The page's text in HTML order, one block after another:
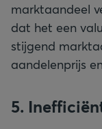
marktaandeel
dat het een
stijgend
aandelenprijs
5.